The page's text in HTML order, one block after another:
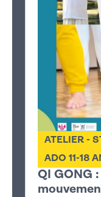
QI GONG
ATELIER -
ADO 11-18